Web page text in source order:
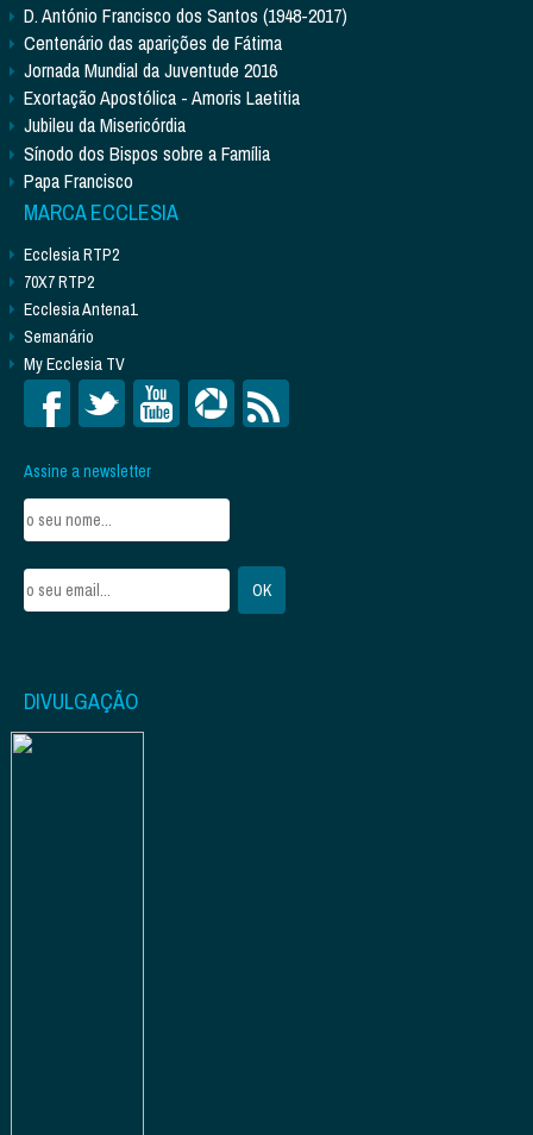
D. António Francisco dos Santos (1948-2017)
Centenário das aparições de Fátima
Jornada Mundial da Juventude 2016
Exortação Apostólica - Amoris Laetitia
Jubileu da Misericórdia
Sínodo dos Bispos sobre a Família
Papa Francisco
MARCA ECCLESIA
Ecclesia RTP2
70X7 RTP2
Ecclesia Antena1
Semanário
My Ecclesia TV
Assine a newsletter
DIVULGAÇÃO